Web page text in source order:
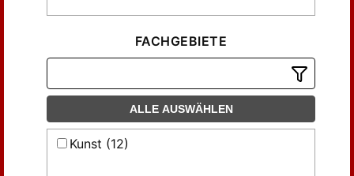
FACHGEBIETE
ALLE AUSWÄHLEN
Kunst (12)